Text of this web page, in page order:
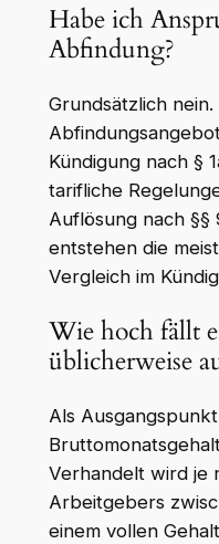
Habe ich
Abfindung?
Grundsätzlich
Kündigung nach §
tarifliche
Auflösung nach §§
entstehen die
Vergleich im
Wie hoch fällt
üblicherweise
Als
Verhandelt wird je
Arbeitgebers
einem vollen